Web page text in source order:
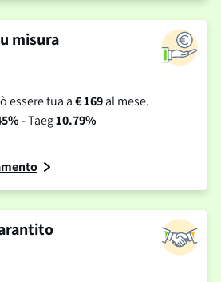
misura
essere tua a€ 169al mese.
- Taeg10.79%